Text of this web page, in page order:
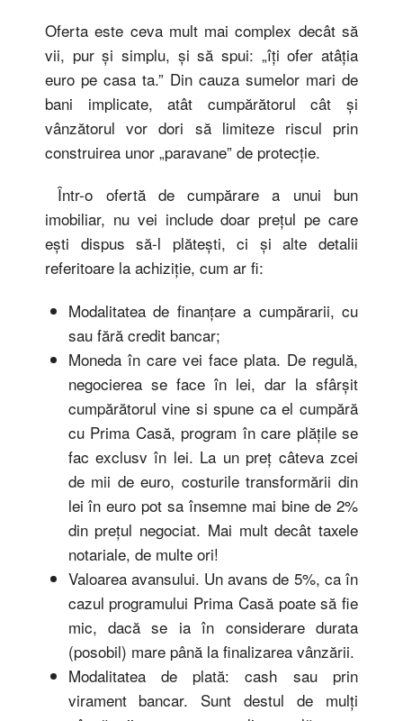
Oferta este ceva mult mai complex decât să
vii, pur şi simplu, şi să spui: „îţi ofer atâţia
euro pe casa ta.” Din cauza sumelor mari de
bani implicate, atât cumpărătorul cât şi
vânzătorul vor dori să limiteze riscul prin
construirea unor „paravane” de protecţie.
Într-o ofertă de cumpărare a unui bun
imobiliar, nu vei include doar preţul pe care
eşti dispus să-l plăteşti, ci şi alte detalii
referitoare la achiziţie, cum ar fi:
Modalitatea de finanţare a cumpărarii, cu
sau fără credit bancar;
Moneda în care vei face plata. De regulă,
negocierea se face în lei, dar la sfârşit
cumpărătorul vine si spune ca el cumpără
cu Prima Casă, program în care plăţile se
fac exclusv în lei. La un preţ câteva zcei
de mii de euro, costurile transformării din
lei în euro pot sa însemne mai bine de 2%
din preţul negociat. Mai mult decât taxele
notariale, de multe ori!
Valoarea avansului. Un avans de 5%, ca în
cazul programului Prima Casă poate să fie
mic, dacă se ia în considerare durata
(posobil) mare până la finalizarea vânzării.
Modalitatea de plată: cash sau prin
virament bancar. Sunt destul de mulţi